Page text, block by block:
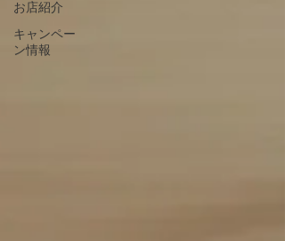
お店紹介
キャンペー
ン情報